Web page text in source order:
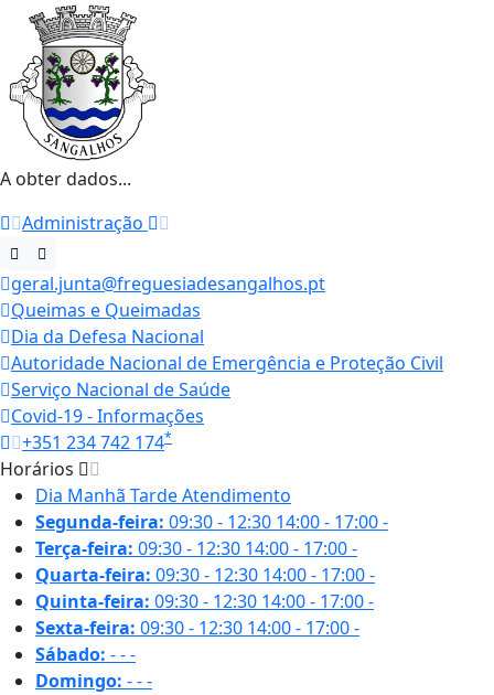
A obter dados...
Administração
geral.junta@freguesiadesangalhos.pt
Queimas e Queimadas
Dia da Defesa Nacional
Autoridade Nacional de Emergência e Proteção Civil
Serviço Nacional de Saúde
Covid-19 - Informações
+351 234 742 174*
Horários
Dia Manhã TardeAtendimento
Segunda-feira: 09:30 - 12:30 14:00 - 17:00-
Terça-feira: 09:30 - 12:30 14:00 - 17:00-
Quarta-feira: 09:30 - 12:30 14:00 - 17:00-
Quinta-feira: 09:30 - 12:30 14:00 - 17:00-
Sexta-feira: 09:30 - 12:30 14:00 - 17:00-
Sábado: ---
Domingo: ---